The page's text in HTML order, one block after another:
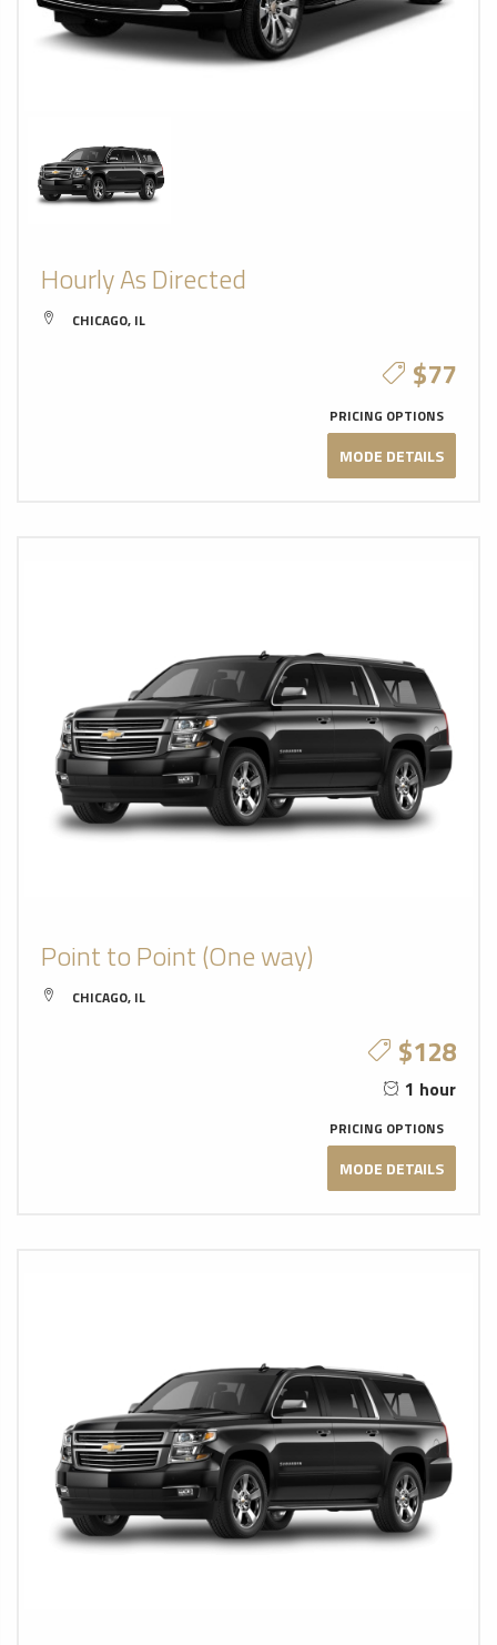
Hourly As Directed
CHICAGO, IL
$77
PRICING OPTIONS
MODE DETAILS
Point to Point (One way)
CHICAGO, IL
$128
1 hour
PRICING OPTIONS
MODE DETAILS